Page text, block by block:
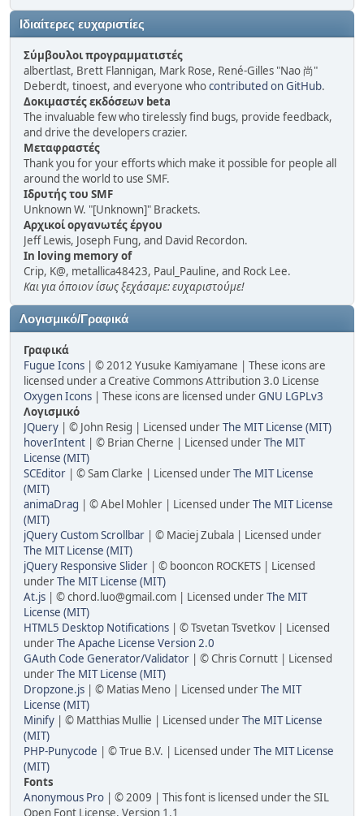
Ιδιαίτερες ευχαριστίες
Σύμβουλοι προγραμματιστές
albertlast, Brett Flannigan, Mark Rose, René-Gilles "Nao 尚"
Deberdt, tinoest, and everyone whocontributed on GitHub.
Δοκιμαστές εκδόσεων beta
The invaluable few who tirelessly find bugs, provide feedback,
and drive the developers crazier.
Μεταφραστές
Thank you for your efforts which make it possible for people all
around the world to use SMF.
Ιδρυτής του SMF
Unknown W. "[Unknown]" Brackets.
Αρχικοί οργανωτές έργου
Jeff Lewis, Joseph Fung, and David Recordon.
In loving memory of
Crip, K@, metallica48423, Paul_Pauline, and Rock Lee.
Και για όποιον ίσως ξεχάσαμε: ευχαριστούμε!
Λογισμικό/Γραφικά
Γραφικά
Fugue Icons | © 2012 Yusuke Kamiyamane | These icons are
licensed under a Creative Commons Attribution 3.0 License
Oxygen Icons | These icons are licensed underGNU LGPLv3
Λογισμικό
JQuery | © John Resig | Licensed underThe MIT License (MIT)
hoverIntent | © Brian Cherne | Licensed underThe MIT
License (MIT)
SCEditor | © Sam Clarke | Licensed underThe MIT License
(MIT)
animaDrag | © Abel Mohler | Licensed underThe MIT License
(MIT)
jQuery Custom Scrollbar | © Maciej Zubala | Licensed under
The MIT License (MIT)
jQuery Responsive Slider | © booncon ROCKETS | Licensed
underThe MIT License (MIT)
At.js | © chord.luo@gmail.com | Licensed underThe MIT
License (MIT)
HTML5 Desktop Notifications | © Tsvetan Tsvetkov | Licensed
underThe Apache License Version 2.0
GAuth Code Generator/Validator | © Chris Cornutt | Licensed
underThe MIT License (MIT)
Dropzone.js | © Matias Meno | Licensed underThe MIT
License (MIT)
Minify | © Matthias Mullie | Licensed underThe MIT License
(MIT)
PHP-Punycode | © True B.V. | Licensed underThe MIT License
(MIT)
Fonts
Anonymous Pro | © 2009 | This font is licensed under the SIL
Open Font License, Version 1.1